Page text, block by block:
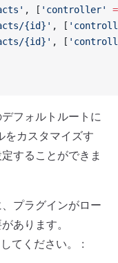
, [ 'controller'
{id}' , [
{id}' , [
フォルトルートに
をカスタマイズす
することができま
プラグインがロー
あります。
てください。 :